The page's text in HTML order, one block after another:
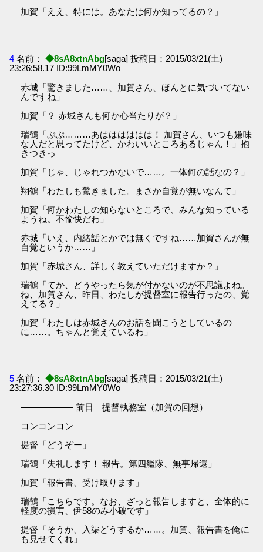
加賀「ええ、特には。あなたは何か知ってるの？」
4 名前： ◆8sA8xtnAbg[saga] 投稿日：2015/03/21(土)
23:26:58.17 ID:99LmMY0Wo
赤城「驚きました……、加賀さん、ほんとに気づいてない
んですね」
加賀「？ 赤城さんも何か心当たりが？」
瑞鶴「ぷぷ………あはははははは！ 加賀さん、いつも嫌味
な人だと思ってたけど、かわいいところあるじゃん！」抱
きつきっ
加賀「じゃ、じゃれつかないで……。一体何の話なの？」
翔鶴「わたしも驚きました。まさか自覚が無いなんて」
加賀「何かわたしの知らないところで、みんな知っている
ようね。不愉快だわ」
赤城「いえ、内緒話とかでは無くですね……加賀さんが無
自覚というか……」
加賀「赤城さん、詳しく教えていただけますか？」
瑞鶴「てか、どうやったら気が付かないのが不思議よね。
ね、加賀さん、昨日、わたしが提督室に報告行ったの、覚
えてる？」
加賀「わたしは赤城さんのお話を聞こうとしているの
に……。ちゃんと覚えているわ」
5 名前： ◆8sA8xtnAbg[saga] 投稿日：2015/03/21(土)
23:27:36.30 ID:99LmMY0Wo
―――――― 前日 提督執務室（加賀の回想）
コンコンコン
提督「どうぞー」
瑞鶴「失礼します！ 報告。第四艦隊、無事帰還」
加賀「報告書、受け取ります」
瑞鶴「こちらです。なお、ざっと報告しますと、全体的に
軽度の損害、伊58のみ小破です」
提督「そうか、入渠どうするか……。加賀、報告書を俺に
も見せてくれ」